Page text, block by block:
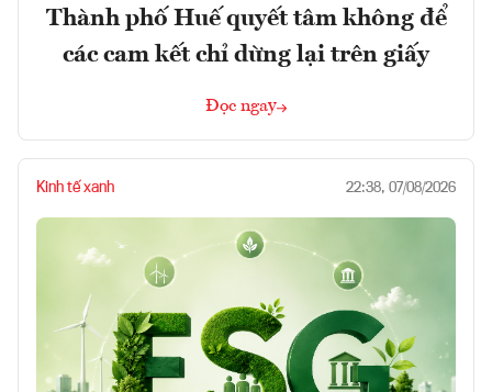
Thành phố Huế quyết tâm không để
các cam kết chỉ dừng lại trên giấy
Đọc ngay
Kinh tế xanh 22:38, 07/08/2026